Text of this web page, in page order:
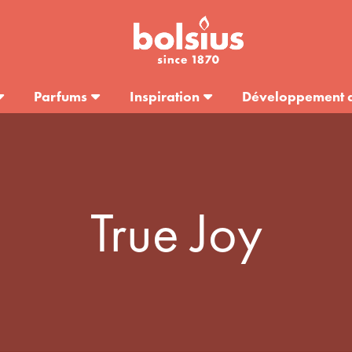
Parfums Inspiration Développement
True Joy